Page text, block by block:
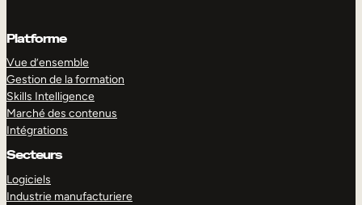
Platforme
Vue d’ensemble
Gestion de la formation
Skills Intelligence
Marché des contenus
Intégrations
Secteurs
Logiciels
Industrie manufacturiere